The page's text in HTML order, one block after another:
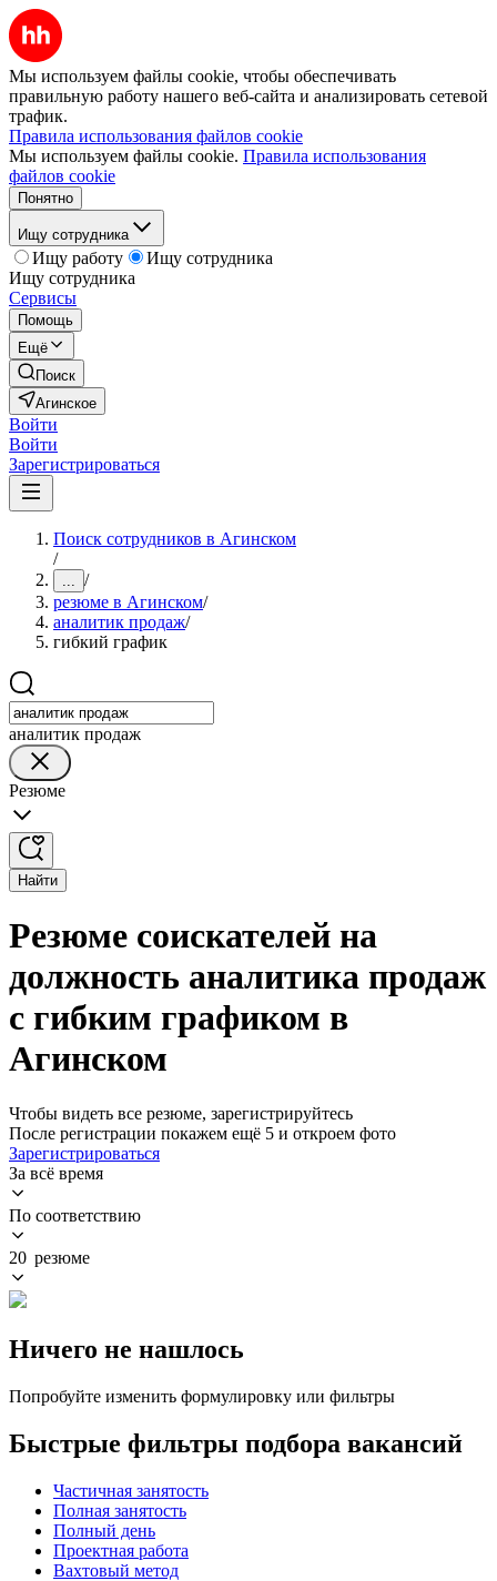
Мы используем файлы cookie, чтобы обеспечивать
правильную работу нашего веб-сайта и анализировать сетевой
трафик.
Правила использования файлов cookie
Мы используем файлы cookie. Правила использования
файлов cookie
Понятно
Ищу сотрудника
Ищу работу
Ищу сотрудника
Ищу сотрудника
Сервисы
Помощь
Ещё
Поиск
Агинское
Войти
Войти
Зарегистрироваться
Поиск сотрудников в Агинском
/
... /
резюме в Агинском/
аналитик продаж/
гибкий график
аналитик продаж
Резюме
Найти
Резюме соискателей на
должность аналитика продаж
с гибким графиком в
Агинском
Чтобы видеть все резюме, зарегистрируйтесь
После регистрации покажем ещё 5 и откроем фото
Зарегистрироваться
За всё время
По соответствию
20 резюме
Ничего не нашлось
Попробуйте изменить формулировку или фильтры
Быстрые фильтры подбора вакансий
Частичная занятость
Полная занятость
Полный день
Проектная работа
Вахтовый метод